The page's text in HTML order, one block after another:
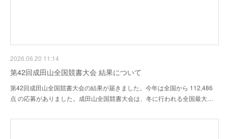
2026.06.20 11:14
第42回成田山全国競書大会 結果について
第42回成田山全国競書大会の結果が届きました。今年は全国から 112,486
点 の応募がありました。成田山全国競書大会は、冬に行われる全国最大…